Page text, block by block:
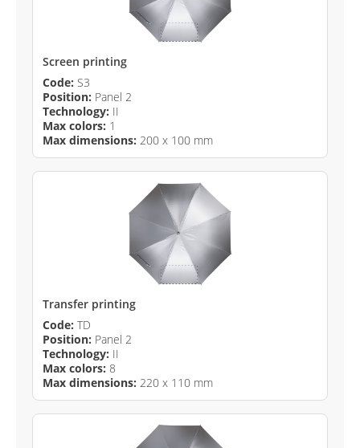
Screen printing
Code: S3
Position: Panel 2
Technology: II
Max colors: 1
Max dimensions: 200 x 100 mm
Transfer printing
Code: TD
Position: Panel 2
Technology: II
Max colors: 8
Max dimensions: 220 x 110 mm